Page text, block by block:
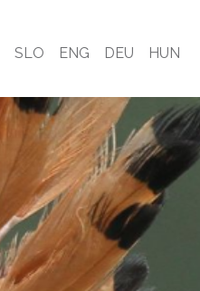
SLO ENG DEU HUN